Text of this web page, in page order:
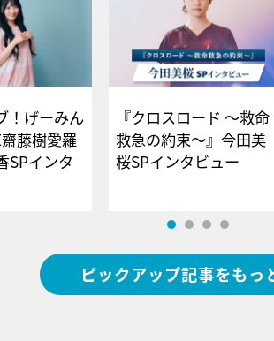
！げーみん
藤樹愛羅
SPインタ
『クロスロード ～救命
救急の約束～』今田美
桜SPインタビュー
ピックアップ記事をもっ